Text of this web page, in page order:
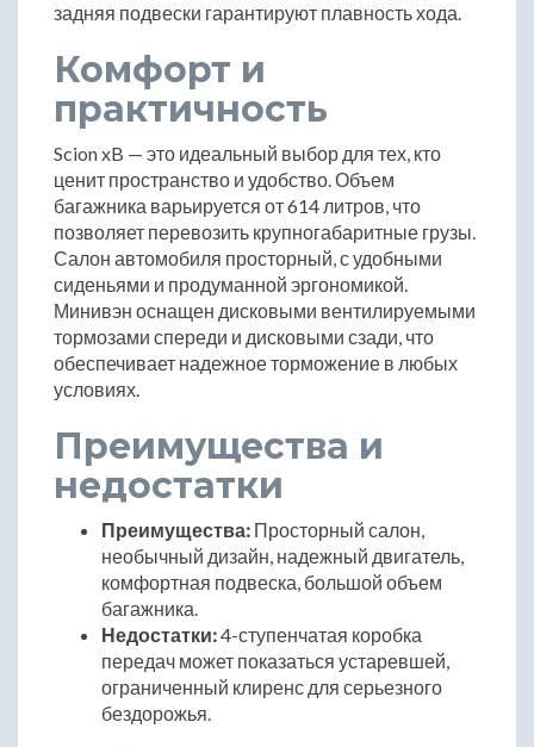
задняя подвески гарантируют плавность хода.
Комфорт и
практичность
Scion xB — это идеальный выбор для тех, кто
ценит пространство и удобство. Объем
багажника варьируется от 614 литров, что
позволяет перевозить крупногабаритные грузы.
Салон автомобиля просторный, с удобными
сиденьями и продуманной эргономикой.
Минивэн оснащен дисковыми вентилируемыми
тормозами спереди и дисковыми сзади, что
обеспечивает надежное торможение в любых
условиях.
Преимущества и
недостатки
Преимущества: Просторный салон,
необычный дизайн, надежный двигатель,
комфортная подвеска, большой объем
багажника.
Недостатки:4-ступенчатая коробка
передач может показаться устаревшей,
ограниченный клиренс для серьезного
бездорожья.